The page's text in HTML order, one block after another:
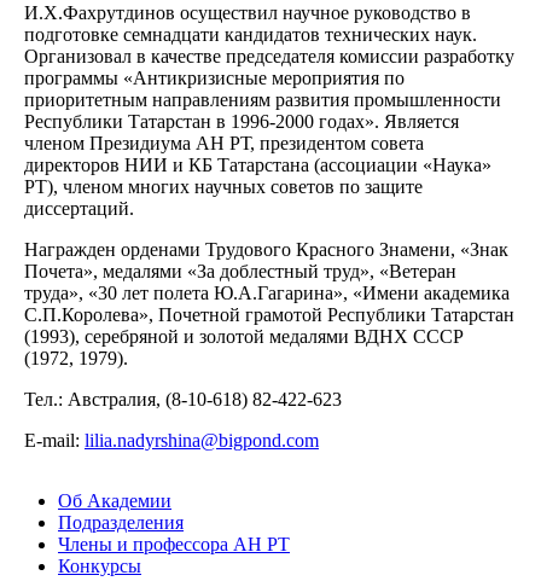
И.Х.Фахрутдинов осуществил научное руководство в
подготовке семнадцати кандидатов технических наук.
Организовал в качестве председателя комиссии разработку
программы «Антикризисные мероприятия по
приоритетным направлениям развития промышленности
Республики Татарстан в 1996-2000 годах». Является
членом Президиума АН РТ, президентом совета
директоров НИИ и КБ Татарстана (ассоциации «Наука»
РТ), членом многих научных советов по защите
диссертаций.
Награжден орденами Трудового Красного Знамени, «Знак
Почета», медалями «За доблестный труд», «Ветеран
труда», «30 лет полета Ю.А.Гагарина», «Имени академика
С.П.Королева», Почетной грамотой Республики Татарстан
(1993), серебряной и золотой медалями ВДНХ СССР
(1972, 1979).
Тел.: Австралия, (8-10-618) 82-422-623
Е-mail: lilia.nadyrshina@bigpond.com
Об Академии
Подразделения
Члены и профессора АН РТ
Конкурсы